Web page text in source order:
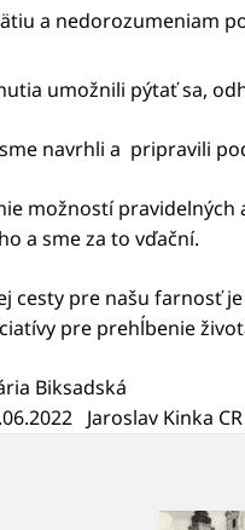
a nedorozumeniam
umožnili pýtať sa,
navrhli a pripravili
možností
a sme za to vďační.
cesty pre našu farnosť
pre prehĺbenie
Biksadská
Jaroslav Kinka CR